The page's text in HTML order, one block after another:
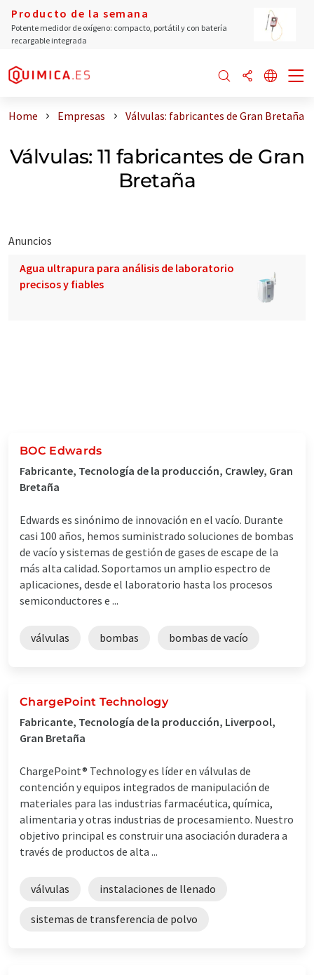
Producto de la semana
Potente medidor de oxígeno: compacto, portátil y con batería
recargable integrada
Home Empresas Válvulas: fabricantes de Gran Bretaña
Válvulas: 11 fabricantes de Gran
Bretaña
Anuncios
Agua ultrapura para análisis de laboratorio
precisos y fiables
BOC Edwards
Fabricante, Tecnología de la producción, Crawley, Gran
Bretaña
Edwards es sinónimo de innovación en el vacío. Durante
casi 100 años, hemos suministrado soluciones de bombas
de vacío y sistemas de gestión de gases de escape de la
más alta calidad. Soportamos un amplio espectro de
aplicaciones, desde el laboratorio hasta los procesos
semiconductores e ...
válvulas bombas bombas de vacío
ChargePoint Technology
Fabricante, Tecnología de la producción, Liverpool,
Gran Bretaña
ChargePoint® Technology es líder en válvulas de
contención y equipos integrados de manipulación de
materiales para las industrias farmacéutica, química,
alimentaria y otras industrias de procesamiento. Nuestro
objetivo principal es construir una asociación duradera a
través de productos de alta ...
válvulas instalaciones de llenado
sistemas de transferencia de polvo